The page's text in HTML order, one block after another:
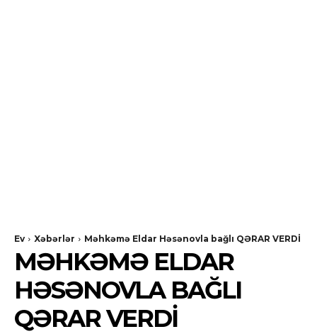
Ev Xəbərlər Məhkəmə Eldar Həsənovla bağlı QƏRAR VERDİ
MƏHKƏMƏ ELDAR
HƏSƏNOVLA BAĞLI
QƏRAR VERDİ